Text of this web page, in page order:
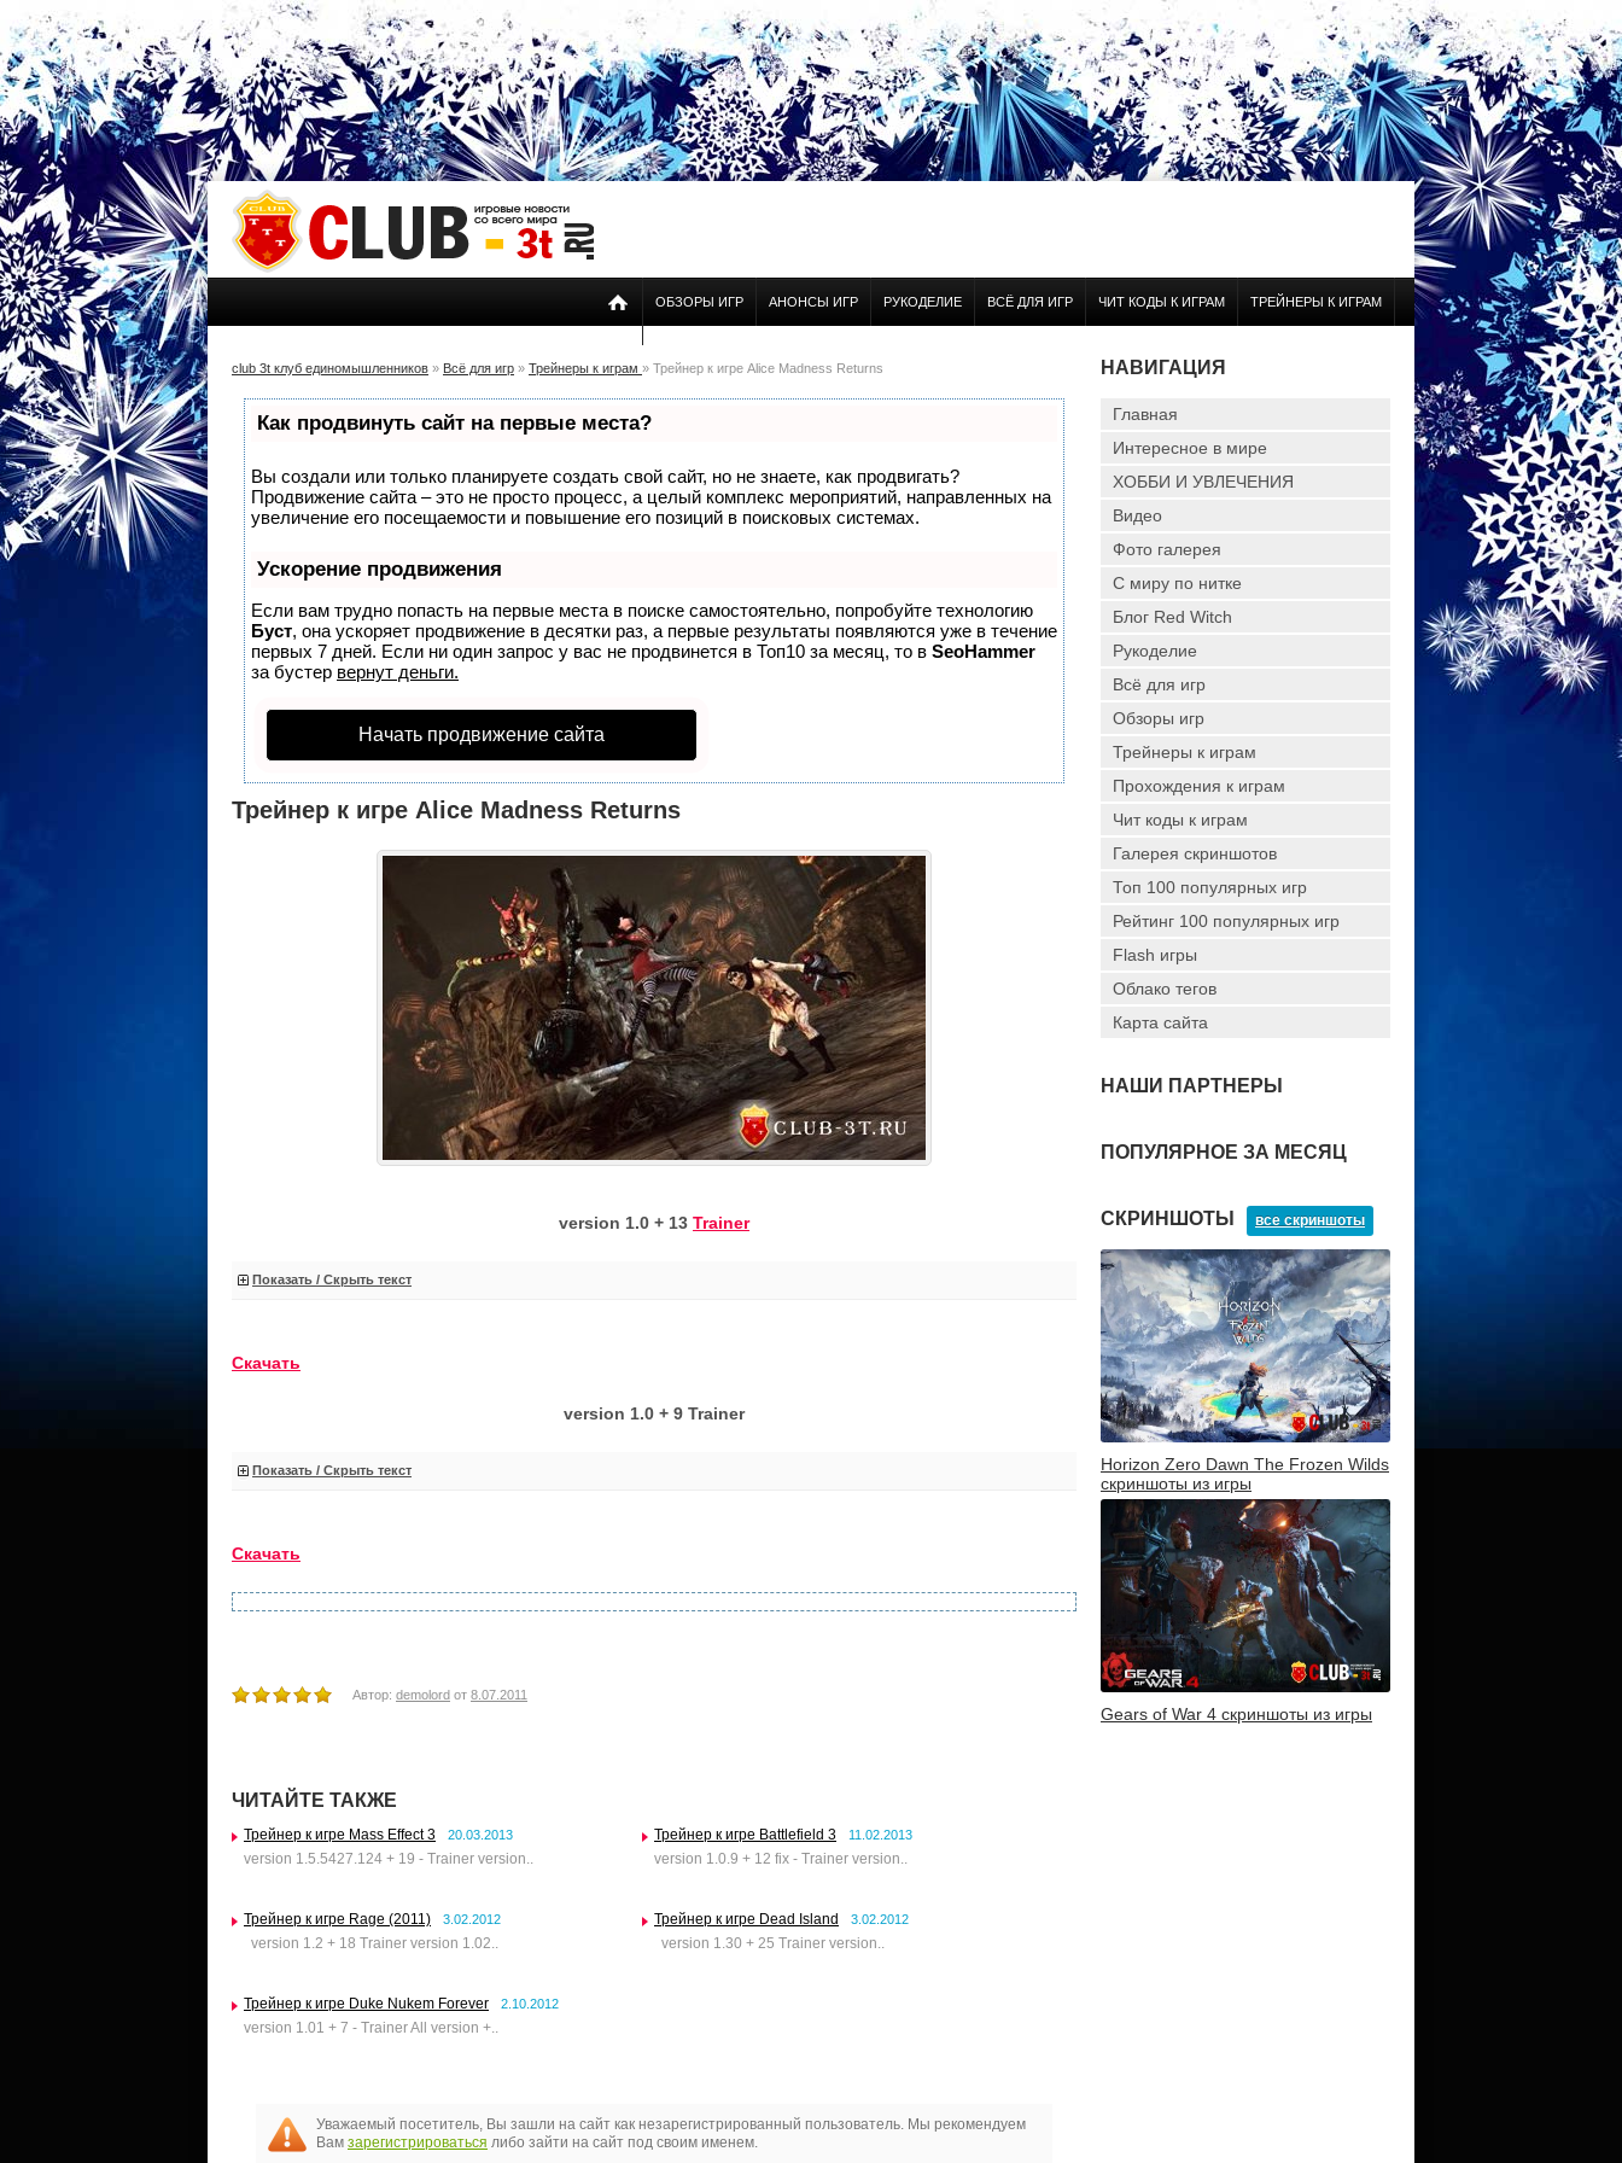
ОБЗОРЫ ИГР АНОНСЫ ИГР РУКОДЕЛИЕ ВСЁ ДЛЯ ИГР ЧИТ КОДЫ К ИГРАМ ТРЕЙНЕРЫ К ИГРАМ
club 3t клуб единомышленников » Всё для игр » Трейнеры к играм » Трейнер к игре Alice Madness Returns
Как продвинуть сайт на первые места?
Вы создали или только планируете создать свой сайт, но не знаете, как продвигать?
Продвижение сайта – это не просто процесс, а целый комплекс мероприятий, направленных на
увеличение его посещаемости и повышение его позиций в поисковых системах.
Ускорение продвижения
Если вам трудно попасть на первые места в поиске самостоятельно, попробуйте технологию
Буст, она ускоряет продвижение в десятки раз, а первые результаты появляются уже в течение
первых 7 дней. Если ни один запрос у вас не продвинется в Топ10 за месяц, то в SeoHammer
за бустер вернут деньги.
Начать продвижение сайта
Трейнер к игре Alice Madness Returns
version 1.0 + 13 Trainer
Показать / Скрыть текст
Скачать
version 1.0 + 9 Trainer
Показать / Скрыть текст
Скачать
Автор: demolord от 8.07.2011
ЧИТАЙТЕ ТАКЖЕ
Трейнер к игре Mass Effect 3 20.03.2013
version 1.5.5427.124 + 19 - Trainer version..
Трейнер к игре Battlefield 3 11.02.2013
version 1.0.9 + 12 fix - Trainer version..
Трейнер к игре Rage (2011) 3.02.2012
version 1.2 + 18 Trainer version 1.02..
Трейнер к игре Dead Island 3.02.2012
version 1.30 + 25 Trainer version..
Трейнер к игре Duke Nukem Forever 2.10.2012
version 1.01 + 7 - Trainer All version +..
Уважаемый посетитель, Вы зашли на сайт как незарегистрированный пользователь. Мы рекомендуем
Вам зарегистрироваться либо зайти на сайт под своим именем.
НАВИГАЦИЯ
Главная
Интересное в мире
ХОББИ И УВЛЕЧЕНИЯ
Видео
Фото галерея
С миру по нитке
Блог Red Witch
Рукоделие
Всё для игр
Обзоры игр
Трейнеры к играм
Прохождения к играм
Чит коды к играм
Галерея скриншотов
Топ 100 популярных игр
Рейтинг 100 популярных игр
Flash игры
Облако тегов
Карта сайта
НАШИ ПАРТНЕРЫ
ПОПУЛЯРНОЕ ЗА МЕСЯЦ
СКРИНШОТЫ все скриншоты
Horizon Zero Dawn The Frozen Wilds
скриншоты из игры
Gears of War 4 скриншоты из игры